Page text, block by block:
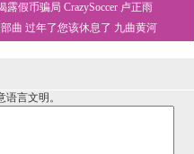
露假币骗局 CrazySoccer 卢正雨
曲 过年了您该休息了 九曲黄河
言文明。